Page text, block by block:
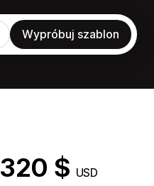
Wypróbuj szablon
320 $ USD